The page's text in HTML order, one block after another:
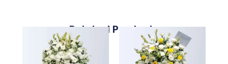
Related Products